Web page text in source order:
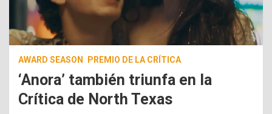
AWARD SEASON PREMIO DE LA CRÍTICA
‘Anora’ también triunfa en la
Crítica de North Texas